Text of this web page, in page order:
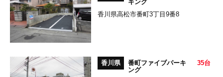
キング
香川県高松市番町3丁目9番8
香川県
番町ファイブパーキ
ング
35台